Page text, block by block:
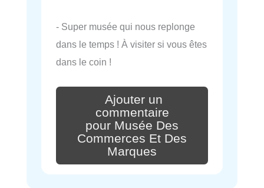
- Super musée qui nous replonge
dans le temps ! À visiter si vous êtes
dans le coin !
Ajouter un
commentaire
pour Musée Des
Commerces Et Des
Marques